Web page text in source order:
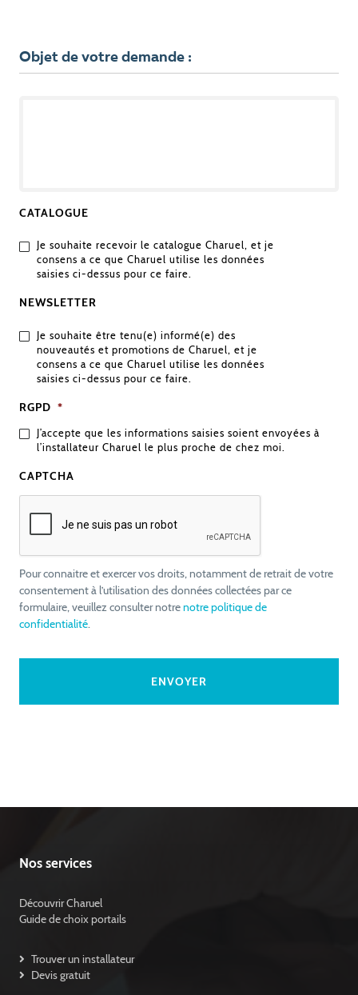
Objet de votre demande :
CATALOGUE
Je souhaite recevoir le catalogue Charuel, et je
consens a ce que Charuel utilise les données
saisies ci-dessus pour ce faire.
NEWSLETTER
Je souhaite être tenu(e) informé(e) des
nouveautés et promotions de Charuel, et je
consens a ce que Charuel utilise les données
saisies ci-dessus pour ce faire.
RGPD *
J’accepte que les informations saisies soient envoyées à
l’installateur Charuel le plus proche de chez moi.
CAPTCHA
Pour connaitre et exercer vos droits, notamment de retrait de votre
consentement à l’utilisation des données collectées par ce
formulaire, veuillez consulter notrenotre politique de
confidentialité.
Nos services
Découvrir Charuel
Guide de choix portails
Trouver un installateur
Devis gratuit